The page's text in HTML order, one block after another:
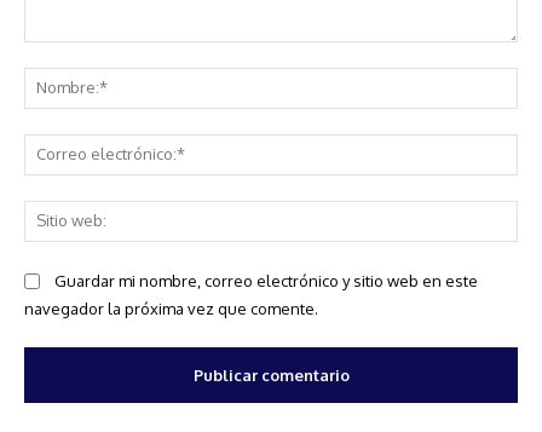
Guardar mi nombre, correo electrónico y sitio web en este
navegador la próxima vez que comente.